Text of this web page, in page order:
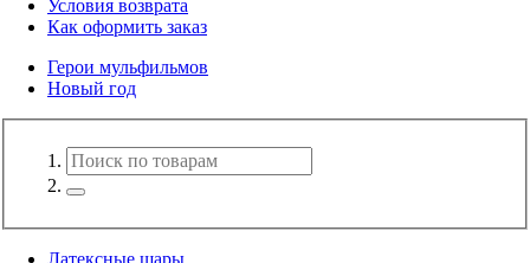
Условия возврата
Как оформить заказ
Герои мульфильмов
Новый год
Латексные шары